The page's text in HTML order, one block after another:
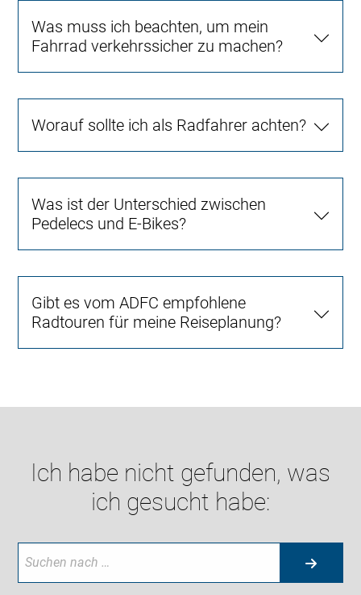
Was muss ich beachten, um mein
Fahrrad verkehrssicher zu machen?
Worauf sollte ich als Radfahrer achten?
Was ist der Unterschied zwischen
Pedelecs und E-Bikes?
Gibt es vom ADFC empfohlene
Radtouren für meine Reiseplanung?
Ich habe nicht gefunden, was
ich gesucht habe: